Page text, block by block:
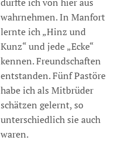
wahrnehmen. In Manfort
lernte ich „Hinz und
Kunz“ und jede „Ecke“
kennen. Freundschaften
entstanden. Fünf Pastöre
habe ich als Mitbrüder
schätzen gelernt, so
unterschiedlich sie auch
waren.